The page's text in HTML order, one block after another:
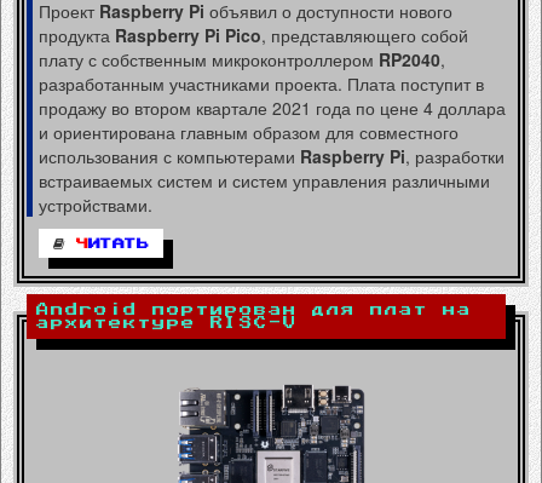
Проект Raspberry Pi объявил о доступности нового
продукта Raspberry Pi Pico, представляющего собой
плату с собственным микроконтроллером RP2040,
разработанным участниками проекта. Плата поступит в
продажу во втором квартале 2021 года по цене 4 доллара
и ориентирована главным образом для совместного
использования с компьютерами Raspberry Pi, разработки
встраиваемых систем и систем управления различными
устройствами.
Ч ИТАТЬ
Android портирован для плат на
архитектуре RISC-V